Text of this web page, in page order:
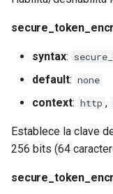
syntax:
default: none
context: http ,
Establece la clave
256 bits (64